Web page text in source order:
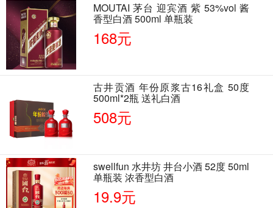
MOUTAI 茅台 迎宾酒 紫 53%vol 酱
香型白酒 500ml 单瓶装
168元
古井贡酒 年份原浆古16礼盒 50度
500ml*2瓶 送礼白酒
508元
swellfun 水井坊 井台小酒 52度 50ml
单瓶装 浓香型白酒
19.9元